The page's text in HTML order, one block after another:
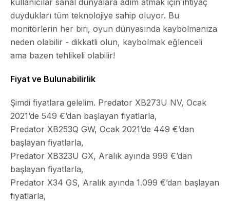
duydukları tüm teknolojiye sahip oluyor. Bu
monitörlerin her biri, oyun dünyasında kaybolmanıza
neden olabilir - dikkatli olun, kaybolmak eğlenceli
ama bazen tehlikeli olabilir!
Fiyat ve Bulunabilirlik
Şimdi fiyatlara gelelim. Predator XB273U NV, Ocak
2021’de 549 €’dan başlayan fiyatlarla,
Predator XB253Q GW, Ocak 2021’de 449 €’dan
başlayan fiyatlarla,
Predator XB323U GX, Aralık ayında 999 €’dan
başlayan fiyatlarla,
Predator X34 GS, Aralık ayında 1.099 €’dan başlayan
fiyatlarla,